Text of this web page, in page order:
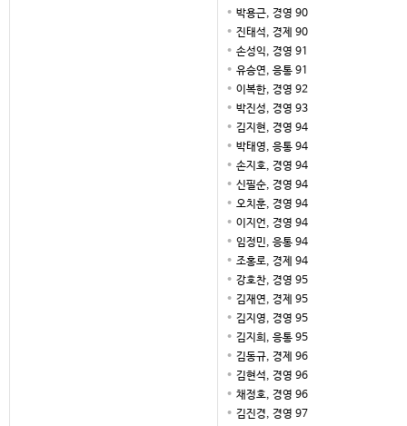
박용근, 경영 90
진태석, 경제 90
손성익, 경영 91
유승연, 응통 91
이복한, 경영 92
박진성, 경영 93
김지현, 경영 94
박태영, 응통 94
손지호, 경영 94
신필순, 경영 94
오치훈, 경영 94
이지언, 경영 94
임정민, 응통 94
조홍로, 경제 94
강호찬, 경영 95
김재연, 경제 95
김지영, 경영 95
김지희, 응통 95
김동규, 경제 96
김현석, 경영 96
채정호, 경영 96
김진경, 경영 97